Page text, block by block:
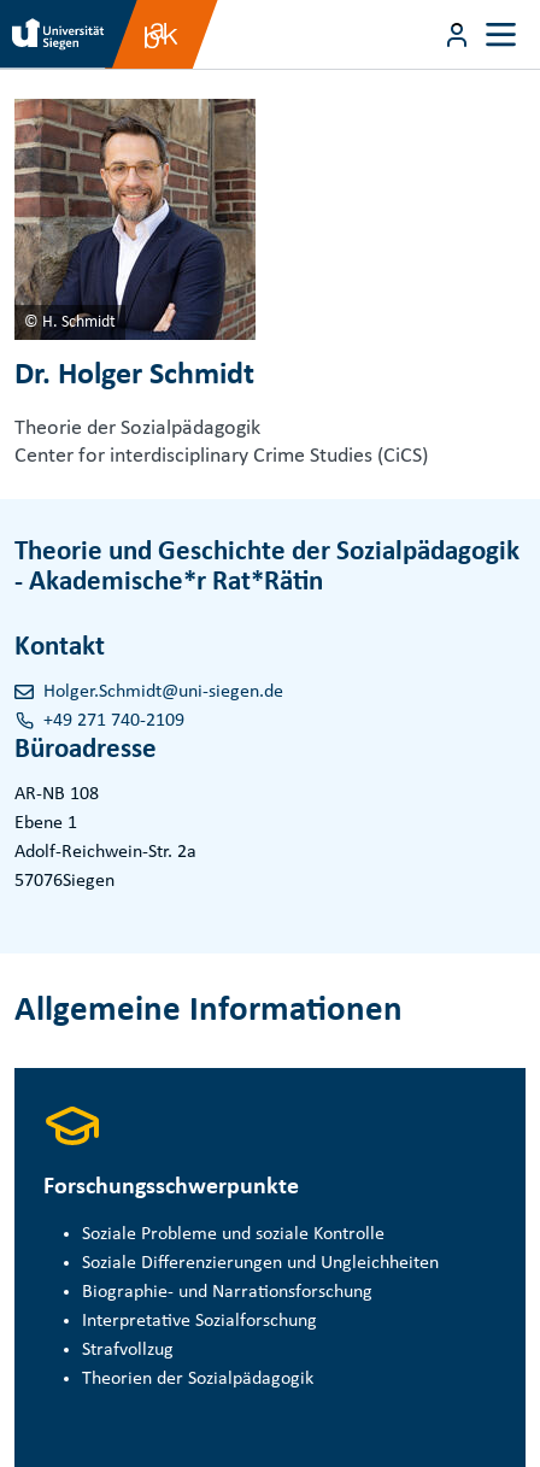
Direkt zum Inhalt
User
© H. Schmidt
Dr. Holger Schmidt
Theorie der Sozialpädagogik
Center for interdisciplinary Crime Studies (CiCS)
Theorie und Geschichte der Sozialpädagogik
- Akademische*r Rat*Rätin
Kontakt
Holger.Schmidt@uni-siegen.de
+49 271 740-2109
Büroadresse
AR-NB 108
Ebene 1
Adolf-Reichwein-Str. 2a
57076Siegen
Allgemeine Informationen
Forschungsschwerpunkte
Soziale Probleme und soziale Kontrolle
Soziale Differenzierungen und Ungleichheiten
Biographie- und Narrationsforschung
Interpretative Sozialforschung
Strafvollzug
Theorien der Sozialpädagogik